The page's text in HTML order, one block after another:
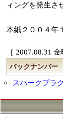
ィングを発生さ
本紙２００４年
［ 2007.08.31 金
バックナンバー
スパークプラ